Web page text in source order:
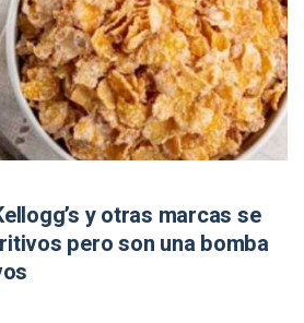
y otras marcas se
pero son una bomba